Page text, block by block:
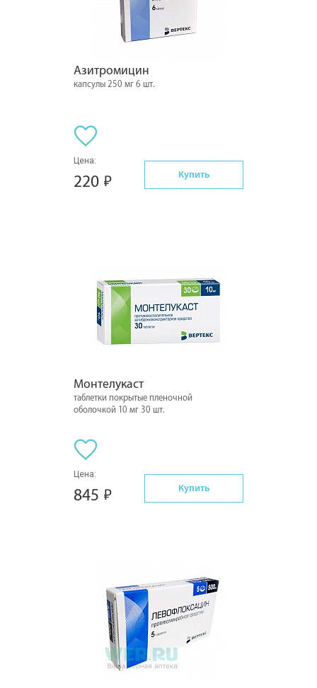
Азитромицин
капсулы 250 мг 6 шт.
Цена:
220 Купить
Монтелукаст
таблетки покрытые пленочной
оболочкой 10 мг 30 шт.
Цена:
845 Купить